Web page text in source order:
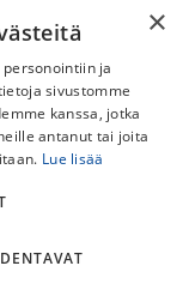
1x12 -
×
ja
sivustomme
kanssa, jotka
antanut tai joita
Lue lisää